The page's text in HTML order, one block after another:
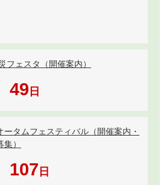
フェスタ（開催案内）
49 日
ータムフェスティバル（開催案内・
）
107 日